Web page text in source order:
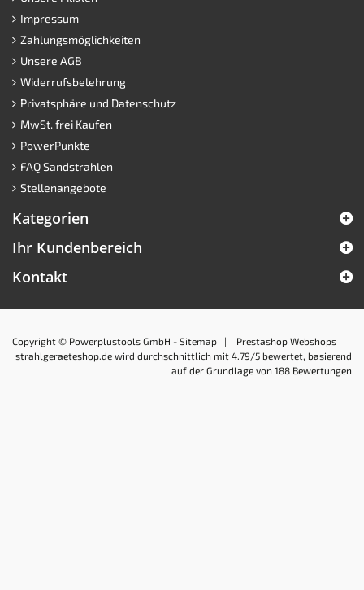
Impressum
Zahlungsmöglichkeiten
Unsere AGB
Widerrufsbelehrung
Privatsphäre und Datenschutz
MwSt. frei Kaufen
PowerPunkte
FAQ Sandstrahlen
Stellenangebote
Kategorien
Ihr Kundenbereich
Kontakt
Copyright © Powerplustools GmbH - Sitemap | Prestashop Webshops
strahlgeraeteshop.de wird durchschnittlich mit 4.79 /5 bewertet, basierend
auf der Grundlage von 188 Bewertungen